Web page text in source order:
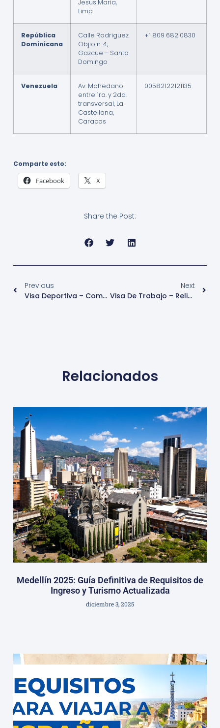
Jesus Maria,
Lima
República
Dominicana
Calle Rodriguez
Objio n. 4,
Gazcue – Santo
Domingo
+1 809 682 0830
Venezuela
Av. Mohedano
entre 1ra. y 2da.
transversal, La
Castellana,
Caracas
00582122121135
Comparte esto:
Facebook X
Share the Post:
Previous
Visa Deportiva – Competencia Deportiva – Italia
Next
Visa De Trabajo – Religioso – Italia
Relacionados
Medellín 2025: Guía Definitiva de Requisitos de
Ingreso y Turismo Actualizada
diciembre 3, 2025